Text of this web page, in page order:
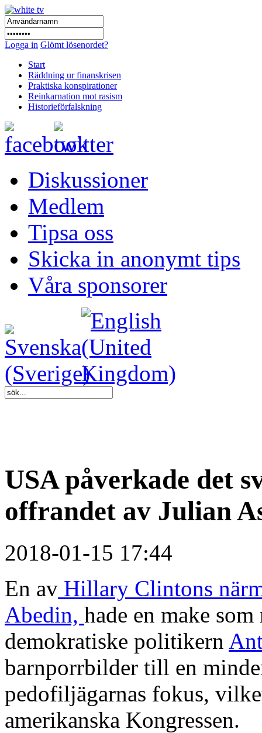
Logga in Glömt lösenordet?
Start
Räddning ur finanskrisen
Praktiska konspirationer
Reinkarnation mot rasism
Historieförfalskning
Diskussioner
Medlem
Tipsa oss
Skicka in anonymt tips
Våra sponsorer
USA påverkade det
offrandet av Julian
2018-01-15 17:44
En av Hillary Clintons
Abedin, hade en make
demokratiske politikern
barnporrbilder till en
pedofiljägarnas fokus,
amerikanska Kongressen.